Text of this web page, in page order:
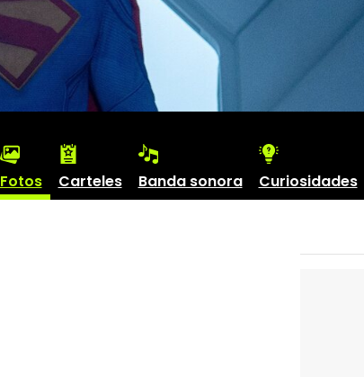
Fotos Carteles Banda sonora Curiosidades